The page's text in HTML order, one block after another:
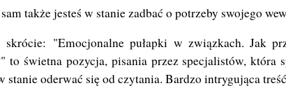
także jesteś w stanie zadbać o potrzeby swojego
"Emocjonalne pułapki w związkach. Jak
to świetna pozycja, pisania przez specjalistów, która
stanie oderwać się od czytania. Bardzo intrygująca